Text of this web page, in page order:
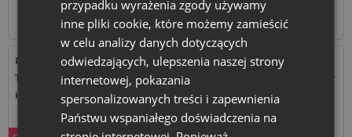
op. + – +
Rozmiar: 26x35 cm
Tkanina: Organza
Kolor:
Rozmiar: 35x50 cm
Tkanina: Len, Bawełna, poliester
Kolor:
przypadku wyrażenia zgody używamy
inne pliki cookie, które możemy zamieścić
w celu analizy danych dotyczących
odwiedzających, ulepszenia naszej strony
internetowej, pokazania
spersonalizowanych treści i zapewnienia
Państwu wspaniałego doświadczenia na